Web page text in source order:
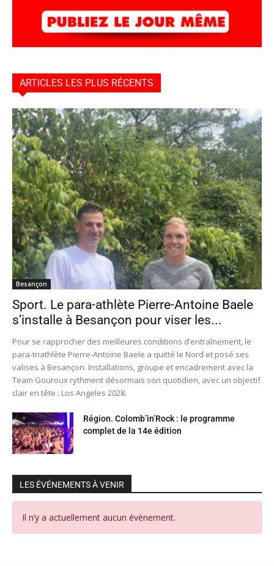
ARTICLES LES PLUS RÉCENTS
Besançon
Sport. Le para-athlète Pierre-Antoine Baele
s’installe à Besançon pour viser les...
Pour se rapprocher des meilleures conditions d’entraînement, le
para-triathlète Pierre-Antoine Baele a quitté le Nord et posé ses
valises à Besançon. Installations, groupe et encadrement avec la
Team Gouroux rythment désormais son quotidien, avec un objectif
clair en tête : Los Angeles 2028.
Région. Colomb’in’Rock : le programme
complet de la 14e édition
LES ÉVÉNEMENTS À VENIR
Il n’y a actuellement aucun évènement.